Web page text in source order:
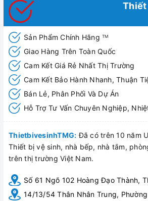
Thiết
Sản Phẩm Chính Hãng TM
Giao Hàng Trên Toàn Quốc
Cam Kết Giá Rẻ Nhất Thị Trường
Cam Kết Bảo Hành Nhanh, Thuận
Bán Lẻ, Phân Phối Và Dự Án
Hỗ Trợ Tư Vấn Chuyên Nghiệp,
ThietbivesinhTMG: Đã có trên 10 năm
Thiết bị vệ sinh, nhà bếp, nhà tắm,
trên thị trường Việt Nam.
Số 61 Ngõ 102 Hoàng Đạo Thành,
14/13/54 Thân Nhân Trung,